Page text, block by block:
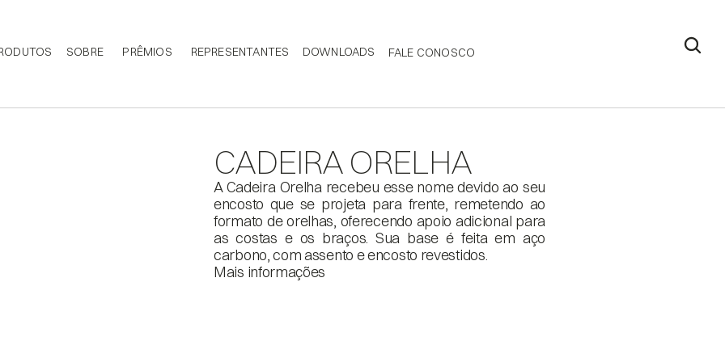
SOBRE PRÊMIOS REPRESENTANTES DOWNLOADS FALE CONOSCO
CADEIRA ORELHA
A Cadeira Orelha recebeu esse nome devido ao seu
encosto que se projeta para frente, remetendo ao
formato de orelhas, oferecendo apoio adicional para
as costas e os braços. Sua base é feita em aço
carbono, com assento e encosto revestidos.
Mais informações